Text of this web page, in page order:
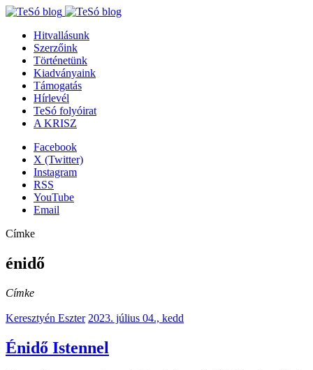
Hitvallásunk
Szerzőink
Történetünk
Kiadványaink
Támogatás
Hírlevél
TeSó folyóirat
A KRISZ
Facebook
X (Twitter)
Instagram
RSS
YouTube
Email
Címke
énidő
Címke
Keresztyén Eszter 2023. július 04., kedd
Énidő Istennel